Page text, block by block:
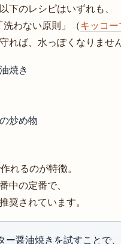
下のレシピはいずれも、
わない原則」（キッコ
れば、水っぽくなりませ
焼き
炒め物
れるのが特徴。
中の定番で、
奨されています。
ー醤油焼きを試すことで